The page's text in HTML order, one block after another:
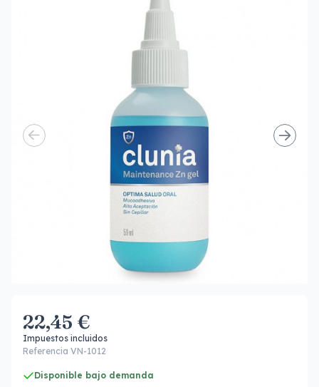
22,45 €
Impuestos incluidos
Referencia VN-1012
Disponible bajo demanda